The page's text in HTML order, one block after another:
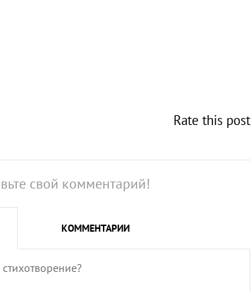
Rate this post
свой комментарий!
КОММЕНТАРИИ